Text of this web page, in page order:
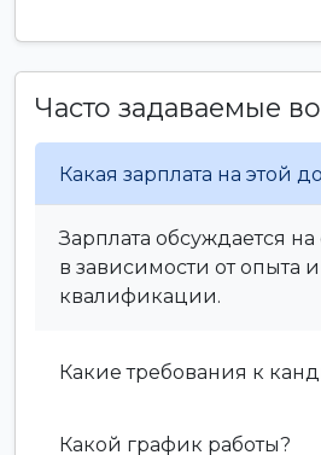
Часто задаваемые
Какая зарплата на этой
Зарплата обсуждается
в зависимости от опыта и
квалификации.
Какие требования к
Какой график работы?